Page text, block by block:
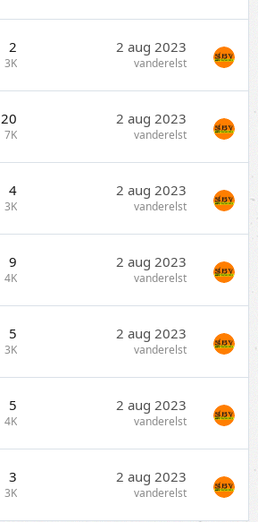
2
3K
2 aug 2023
vanderelst
20
7K
2 aug 2023
vanderelst
4
3K
2 aug 2023
vanderelst
9
4K
2 aug 2023
vanderelst
5
3K
2 aug 2023
vanderelst
5
4K
2 aug 2023
vanderelst
3
3K
2 aug 2023
vanderelst